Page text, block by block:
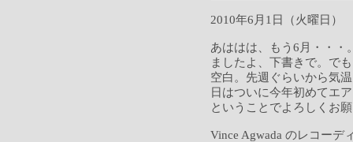
2010年6月1日（火曜日）
あははは、もう6月・・・
ましたよ、下書きで。で
空白。先週ぐらいから気
日はついに今年初めてエ
ということでよろしくお
Vince Agwada のレコーデ